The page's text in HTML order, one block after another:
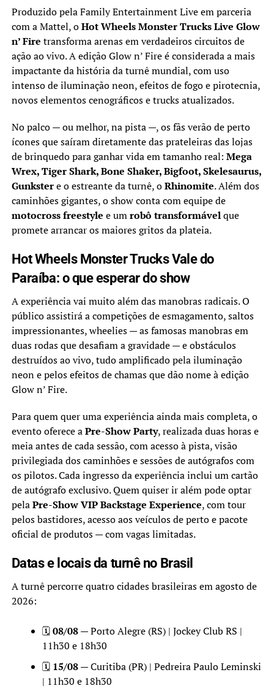
Produzido pela Family Entertainment Live em parceria
com a Mattel, oHot Wheels Monster Trucks Live Glow
n’ Fire transforma arenas em verdadeiros circuitos de
ação ao vivo. A edição Glow n’ Fire é considerada a mais
impactante da história da turnê mundial, com uso
intenso de iluminação neon, efeitos de fogo e pirotecnia,
novos elementos cenográficos e trucks atualizados.
No palco — ou melhor, na pista —, os fãs verão de perto
ícones que saíram diretamente das prateleiras das lojas
de brinquedo para ganhar vida em tamanho real: Mega
Wrex, Tiger Shark, Bone Shaker, Bigfoot, Skelesaurus,
Gunkstere o estreante da turnê, oRhinomite. Além dos
caminhões gigantes, o show conta com equipe de
motocross freestyle e umrobô transformávelque
promete arrancar os maiores gritos da plateia.
Hot Wheels Monster Trucks Vale do
Paraíba: o que esperar do show
A experiência vai muito além das manobras radicais. O
público assistirá a competições de esmagamento, saltos
impressionantes, wheelies — as famosas manobras em
duas rodas que desafiam a gravidade — e obstáculos
destruídos ao vivo, tudo amplificado pela iluminação
neon e pelos efeitos de chamas que dão nome à edição
Glow n’ Fire.
Para quem quer uma experiência ainda mais completa, o
evento oferece aPre-Show Party, realizada duas horas e
meia antes de cada sessão, com acesso à pista, visão
privilegiada dos caminhões e sessões de autógrafos com
os pilotos. Cada ingresso da experiência inclui um cartão
de autógrafo exclusivo. Quem quiser ir além pode optar
pelaPre-Show VIP Backstage Experience, com tour
pelos bastidores, acesso aos veículos de perto e pacote
oficial de produtos — com vagas limitadas.
Datas e locais da turnê no Brasil
A turnê percorre quatro cidades brasileiras em agosto de
2026:
🗓️08/08— Porto Alegre (RS) | Jockey Club RS |
11h30 e 18h30
🗓️ 15/08— Curitiba (PR) | Pedreira Paulo Leminski
| 11h30 e 18h30